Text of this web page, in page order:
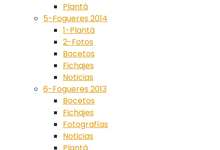
Plantà
5-Fogueres 2014
1-Plantà
2-Fotos
Bocetos
Fichajes
Noticias
6-Fogueres 2013
Bocetos
Fichajes
Fotografías
Noticias